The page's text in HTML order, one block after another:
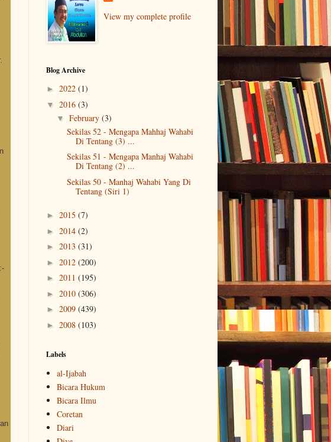
View my complete profile
Blog Archive
► 2022 (1)
▼ 2016 (3)
▼ February (3)
Sekilas 52 - Mengapa Mahhaj Wahabi
Di Tentang (3) ...
Sekilas 51 - Mengapa Manhaj Wahabi
Di Tentang (2) ...
Sekilas 50 - Manhaj Wahabi Yang Di
Tentang (Siri 1)
► 2015 (7)
► 2014 (2)
► 2013 (31)
► 2012 (200)
► 2011 (195)
► 2010 (306)
► 2009 (439)
► 2008 (103)
Labels
al-Ijabah
Bicara Hukum
Bicara Ilmu
Coretan
Diari